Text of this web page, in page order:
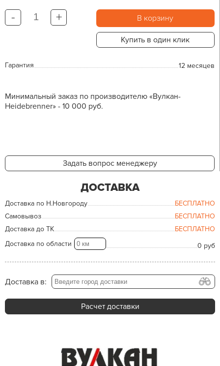
- + В корзину
Купить в один клик
Гарантия 12 месяцев
Минимальный заказ по производителю «Вулкан-
Heidebrenner» - 10 000 руб.
Задать вопрос менеджеру
ДОСТАВКА
Доставка по Н.Новгороду
БЕСПЛАТНО
Самовывоз
БЕСПЛАТНО
Доставка до ТК
БЕСПЛАТНО
Доставка по области
0 руб
Доставка в:
Расчет доставки